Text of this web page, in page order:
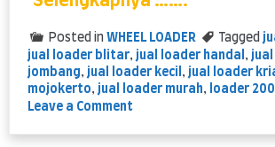
Posted in WHEEL LOADER Tagged
jual loader blitar, jual loader handal ,
jombang, jual loader kecil , jual loader
mojokerto, jual loader murah,
loader
Leave a Commenton